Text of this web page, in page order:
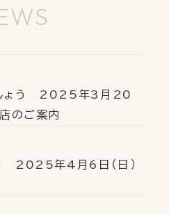
しょう 2025年3月20
のご案内
う 2025年4月6日（日）